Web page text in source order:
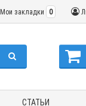
Мои закладки 0
СТАТЬИ